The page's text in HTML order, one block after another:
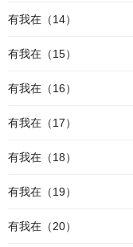
有我在（14）
有我在（15）
有我在（16）
有我在（17）
有我在（18）
有我在（19）
有我在（20）